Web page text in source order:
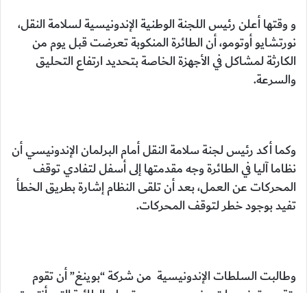
و وقتها أعلن رئيس اللجنة الوطنية الإندونيسية لسلامة النقل،
نورتشايو أوتومو، أن الطائرة المنكوبة تعرضت قبل يوم من
الكارثة لمشاكل في الأجهزة الخاصة بتحديد ارتفاع التحليق
والسرعة.
وكما أكد رئيس لجنة سلامة النقل أمام البرلمان الإندونيسي أن
نظاما آليا في الطائرة وجه مقدمتها إلى أسفل لتفادي توقف
المحركات عن العمل، بعد أن تلقى النظام إشارة بطريق الخطأ
تفيد بوجود خطر لتوقف المحركات.
وطالبت السلطات الإندونيسية من شركة “بوينغ” أن تقوم